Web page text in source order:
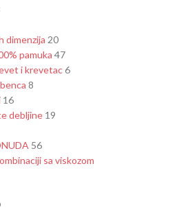
dimenzija 20
pamuka 47
i krevetac6
8
16
debljine 19
56
sa viskozom